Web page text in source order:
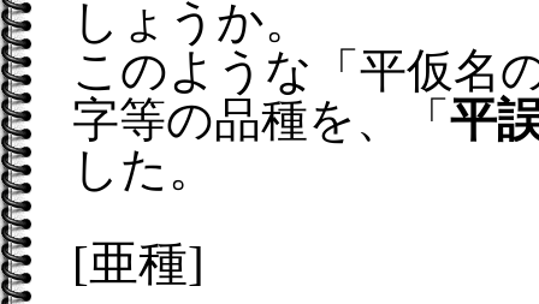
しょうか。
このような「平仮名
字等の品種を、「 平
した。
[亜種]